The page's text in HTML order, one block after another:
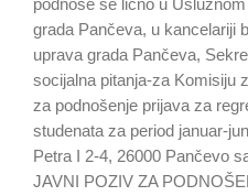
podnose se lično u
grada Pančeva, u kancelariji
uprava grada Pančeva,
socijalna pitanja-za Komisiju
za podnošenje prijava za
studenata za period januar-
Petra I 2-4, 26000 Pančevo
JAVNI POZIV ZA